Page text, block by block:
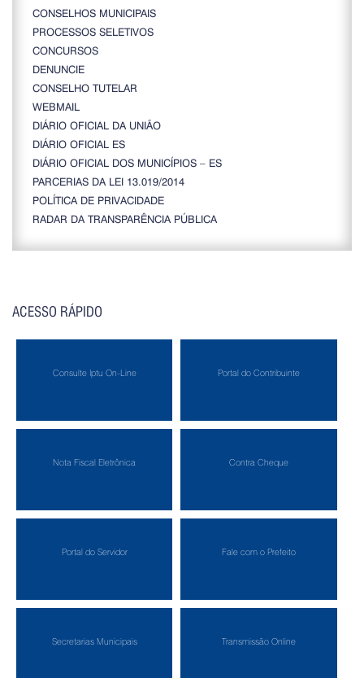
CONSELHOS MUNICIPAIS
PROCESSOS SELETIVOS
CONCURSOS
DENUNCIE
CONSELHO TUTELAR
WEBMAIL
DIÁRIO OFICIAL DA UNIÃO
DIÁRIO OFICIAL ES
DIÁRIO OFICIAL DOS MUNICÍPIOS – ES
PARCERIAS DA LEI 13.019/2014
POLÍTICA DE PRIVACIDADE
RADAR DA TRANSPARÊNCIA PÚBLICA
ACESSO RÁPIDO
Consulte Iptu On-Line Portal do Contribuinte
Nota Fiscal Eletrônica Contra Cheque
Portal do Servidor Fale com o Prefeito
Secretarias Municipais Transmissão Online